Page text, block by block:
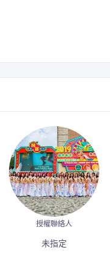
授權聯絡人
未指定